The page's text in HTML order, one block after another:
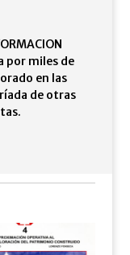
por miles de
en las
de otras